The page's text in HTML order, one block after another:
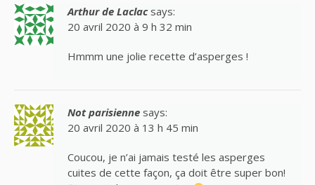
Arthur de Laclac says:
20 avril 2020 à 9 h 32 min
Hmmm une jolie recette d’asperges !
Not parisienne says:
20 avril 2020 à 13 h 45 min
Coucou, je n’ai jamais testé les asperges
cuites de cette façon, ça doit être super bon!